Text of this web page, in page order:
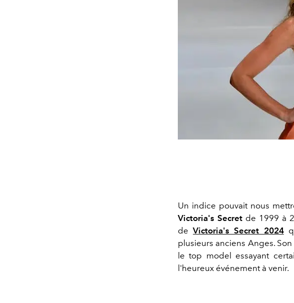
Un indice pouvait nous
Victoria's Secret de 1999 à
deVictoria's Secret 2024
plusieurs anciens Anges.
le top model essayant
l'heureux événement à venir.